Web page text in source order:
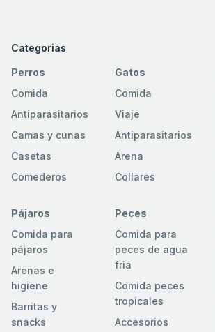
Categorias
Perros
Comida
Antiparasitarios
Camas y cunas
Casetas
Comederos
Gatos
Comida
Viaje
Antiparasitarios
Arena
Collares
Pájaros
Comida para
pájaros
Arenas e
higiene
Barritas y
snacks
Peces
Comida para
peces de agua
fria
Comida peces
tropicales
Accesorios